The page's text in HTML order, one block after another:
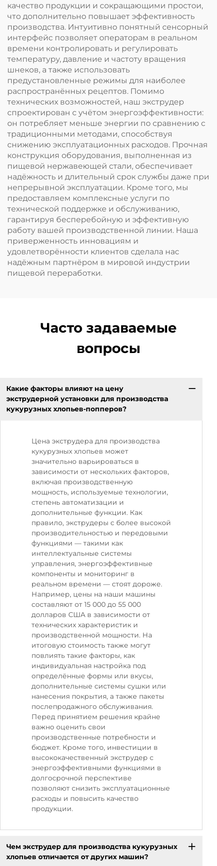
качество продукции и сокращающими простои,
что дополнительно повышает эффективность
производства. Интуитивно понятный сенсорный
интерфейс позволяет операторам в реальном
времени контролировать и регулировать
температуру, давление и частоту вращения
шнеков, а также использовать
предустановленные режимы для наиболее
распространённых рецептов. Помимо
технических возможностей, наш экструдер
спроектирован с учётом энергоэффективности:
он потребляет меньше энергии по сравнению с
традиционными методами, способствуя
снижению эксплуатационных расходов. Прочная
конструкция оборудования, выполненная из
пищевой нержавеющей стали, обеспечивает
надёжность и длительный срок службы даже при
непрерывной эксплуатации. Кроме того, мы
предоставляем комплексные услуги по
технической поддержке и обслуживанию,
гарантируя бесперебойную и эффективную
работу вашей производственной линии. Наша
приверженность инновациям и
удовлетворённости клиентов сделала нас
надёжным партнёром в мировой индустрии
пищевой переработки.
Часто задаваемые
вопросы
Какие факторы влияют на цену
экструдерной установки для производства
кукурузных хлопьев-попперов?
Цена экструдера для производства
кукурузных хлопьев может
значительно варьироваться в
зависимости от нескольких факторов,
включая производственную
мощность, используемые технологии,
степень автоматизации и
дополнительные функции. Как
правило, экструдеры с более высокой
производительностью и передовыми
функциями — такими как
интеллектуальные системы
управления, энергоэффективные
компоненты и мониторинг в
реальном времени — стоят дороже.
Например, цены на наши машины
составляют от 15 000 до 55 000
долларов США в зависимости от
технических характеристик и
производственной мощности. На
итоговую стоимость также могут
повлиять такие факторы, как
индивидуальная настройка под
определённые формы или вкусы,
дополнительные системы сушки или
нанесения покрытия, а также пакеты
послепродажного обслуживания.
Перед принятием решения крайне
важно оценить свои
производственные потребности и
бюджет. Кроме того, инвестиции в
высококачественный экструдер с
энергоэффективными функциями в
долгосрочной перспективе
позволяют снизить эксплуатационные
расходы и повысить качество
продукции.
Чем экструдер для производства кукурузных
хлопьев отличается от других машин?